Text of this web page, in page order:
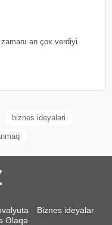
ən çox verdiyi
biznes ideyalari
Biznes ideyalar
Əlaqə